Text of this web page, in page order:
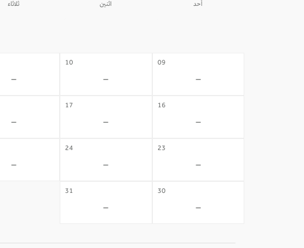
أحد اثنين ثلاثاء
09
-
10
-
-
16
-
17
-
-
23
-
24
-
-
30
-
31
-